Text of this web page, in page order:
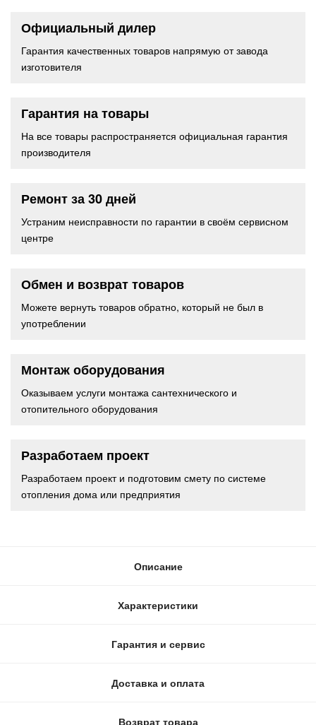
Официальный дилер
Гарантия качественных товаров напрямую от завода
изготовителя
Гарантия на товары
На все товары распространяется официальная гарантия
производителя
Ремонт за 30 дней
Устраним неисправности по гарантии в своём сервисном
центре
Обмен и возврат товаров
Можете вернуть товаров обратно, который не был в
употреблении
Монтаж оборудования
Оказываем услуги монтажа сантехнического и
отопительного оборудования
Разработаем проект
Разработаем проект и подготовим смету по системе
отопления дома или предприятия
Описание
Характеристики
Гарантия и сервис
Доставка и оплата
Возврат товара